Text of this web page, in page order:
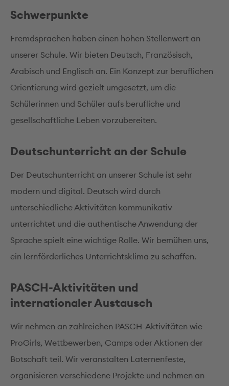
Schwerpunkte
Fremdsprachen haben einen hohen Stellenwert an
unserer Schule. Wir bieten Deutsch, Französisch,
Arabisch und Englisch an. Ein Konzept zur beruflichen
Orientierung wird gezielt umgesetzt, um die
Schülerinnen und Schüler aufs berufliche und
gesellschaftliche Leben vorzubereiten.
Deutschunterricht an der Schule
Der Deutschunterricht an unserer Schule ist sehr
modern und digital. Deutsch wird durch
unterschiedliche Aktivitäten kommunikativ
unterrichtet und die authentische Anwendung der
Sprache spielt eine wichtige Rolle. Wir bemühen uns,
ein lernförderliches Unterrichtsklima zu schaffen.
PASCH-Aktivitäten und
internationaler Austausch
Wir nehmen an zahlreichen PASCH-Aktivitäten wie
ProGirls, Wettbewerben, Camps oder Aktionen der
Botschaft teil. Wir veranstalten Laternenfeste,
organisieren verschiedene Projekte und nehmen an